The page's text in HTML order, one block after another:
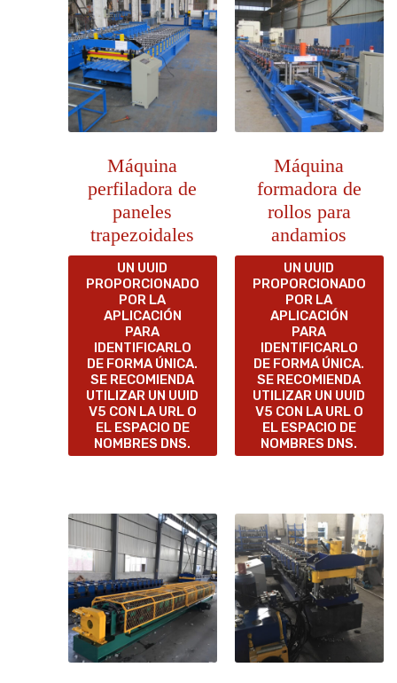
Máquina
perfiladora de
paneles
trapezoidales
UN UUID
PROPORCIONADO
POR LA
APLICACIÓN
PARA
IDENTIFICARLO
DE FORMA ÚNICA.
SE RECOMIENDA
UTILIZAR UN UUID
V5 CON LA URL O
EL ESPACIO DE
NOMBRES DNS.
Máquina
formadora de
rollos para
andamios
UN UUID
PROPORCIONADO
POR LA
APLICACIÓN
PARA
IDENTIFICARLO
DE FORMA ÚNICA.
SE RECOMIENDA
UTILIZAR UN UUID
V5 CON LA URL O
EL ESPACIO DE
NOMBRES DNS.